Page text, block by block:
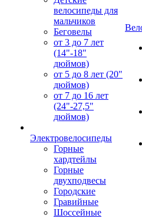
велосипеды для
мальчиков
Беговелы
от 3 до 7 лет
(14"-18"
дюймов)
от 5 до 8 лет (20"
дюймов)
от 7 до 16 лет
(24"-27,5"
дюймов)
Электровелосипеды
Горные
хардтейлы
Горные
двухподвесы
Городские
Гравийные
Шоссейные